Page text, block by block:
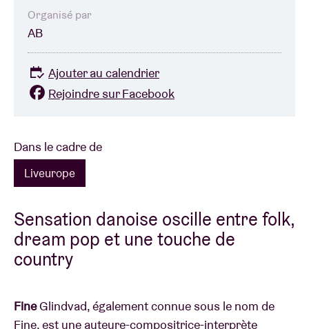
Dans le cadre de
Liveurope
Sensation danoise oscille entre folk,
dream pop et une touche de
country
FineGlindvad, également connue sous le nom de
Fine, est une auteure-compositrice-interprète
Organisé par
AB
Ajouter au calendrier
Rejoindre sur Facebook